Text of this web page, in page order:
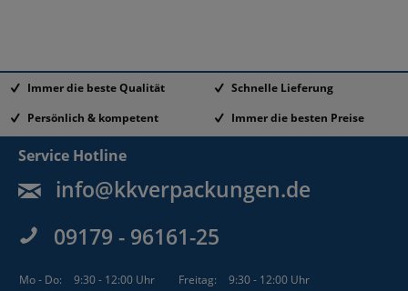
Immer die beste Qualität
Schnelle Lieferung
Persönlich & kompetent
Immer die besten Preise
Service Hotline
info@kkverpackungen.de
09179 - 96161-25
Mo - Do: 9:30 - 12:00 Uhr Freitag:
9:30 - 12:00 Uhr